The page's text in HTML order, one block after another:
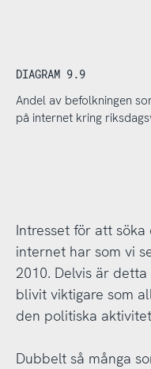
DIAGRAM 9.9
Andel av befolkningen
på internet kring
Intresset för att
internet har som vi
2010. Delvis är
blivit viktigare som
den politiska
Dubbelt så många